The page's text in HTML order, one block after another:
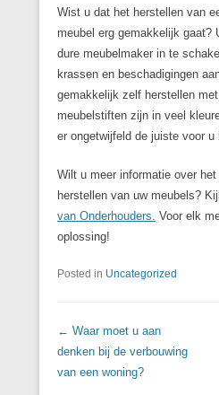
Wist u dat het herstellen van
meubel erg gemakkelijk gaat?
dure meubelmaker in te
krassen en beschadigingen
gemakkelijk zelf herstellen
meubelstiften zijn in veel
er ongetwijfeld de juiste voor u
Wilt u meer informatie over
herstellen van uw meubels?
van Onderhouders. Voor elk
oplossing!
Posted in Uncategorized
Post navigation
← Waar moet u aan
denken bij de verbouwing
van een woning?